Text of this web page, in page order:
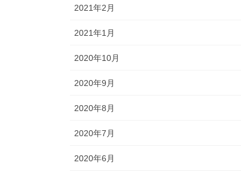
2021年2月
2021年1月
2020年10月
2020年9月
2020年8月
2020年7月
2020年6月